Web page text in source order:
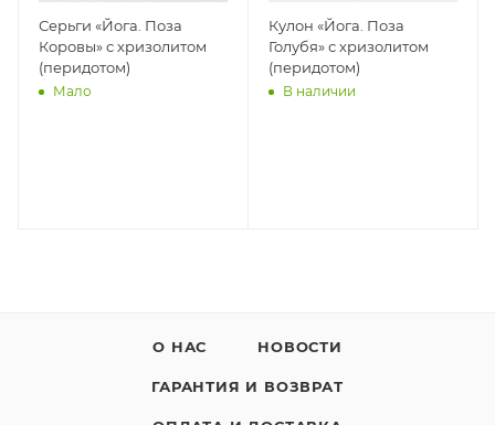
Серьги «Йога. Поза
Коровы» с хризолитом
(перидотом)
Мало
Кулон «Йога. Поза
Голубя» с хризолитом
(перидотом)
В наличии
О НАС НОВОСТИ
ГАРАНТИЯ И ВОЗВРАТ